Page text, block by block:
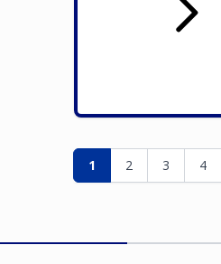
SeiteSie lesen gerade die
1 Seite
2 Seite
3 Seite
4